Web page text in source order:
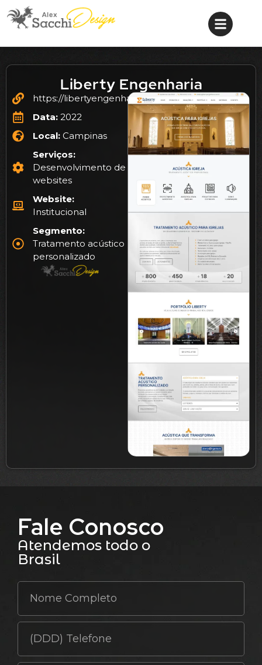
Liberty Engenharia
https://libertyengenharia.com.br/
Data: 2022
Local: Campinas
Serviços:
Desenvolvimento de
websites
Website:
Institucional
Segmento:
Tratamento acústico
personalizado
Fale Conosco
Atendemos todo o
Brasil